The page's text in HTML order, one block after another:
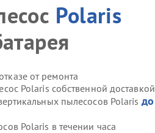
Polaris
от ремонта
Polaris собственной доставкой
пылесосов Polaris до
Polaris в течении часа